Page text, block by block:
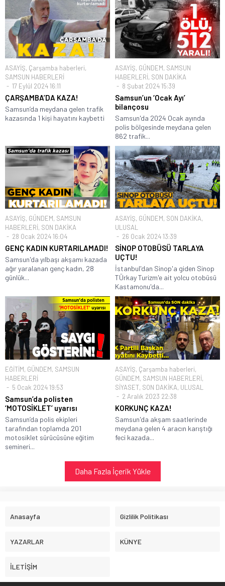
ASAYİŞ, Çarşamba haberleri,
SAMSUN HABERLERİ
17 Eylül 2024 16:11
ÇARŞAMBA’DA KAZA!
Samsun’da meydana gelen trafik
kazasında 1 kişi hayatını kaybetti
ASAYİŞ, GÜNDEM, SAMSUN
HABERLERİ, SON DAKİKA
8 Şubat 2024 15:39
Samsun’un ‘Ocak Ayı’
bilançosu
Samsun'da 2024 Ocak ayında
polis bölgesinde meydana gelen
862 trafik...
ASAYİŞ, GÜNDEM, SAMSUN
HABERLERİ, SON DAKİKA
28 Ocak 2024 16:04
GENÇ KADIN KURTARILAMADI!
Samsun'da yılbaşı akşamı kazada
ağır yaralanan genç kadın, 28
günlük...
ASAYİŞ, GÜNDEM, SON DAKİKA,
ULUSAL
26 Ocak 2024 13:39
SİNOP OTOBÜSÜ TARLAYA
UÇTU!
İstanbul'dan Sinop'a giden Sinop
TÜrkay Turizm'e ait yolcu otobüsü
Kastamonu'da...
EĞİTİM, GÜNDEM, SAMSUN
HABERLERİ
5 Ocak 2024 19:53
Samsun’da polisten
‘MOTOSİKLET’ uyarısı
Samsun’da polis ekipleri
tarafından toplamda 201
motosiklet sürücüsüne eğitim
semineri...
ASAYİŞ, Çarşamba haberleri,
GÜNDEM, SAMSUN HABERLERİ,
SİYASET, SON DAKİKA, ULUSAL
2 Aralık 2023 22:38
KORKUNÇ KAZA!
Samsun'da akşam saatlerinde
meydana gelen 4 aracın karıştığı
feci kazada...
Daha Fazla İçerik Yükle
Anasayfa Gizlilik Politikası
YAZARLAR KÜNYE
İLETİŞİM